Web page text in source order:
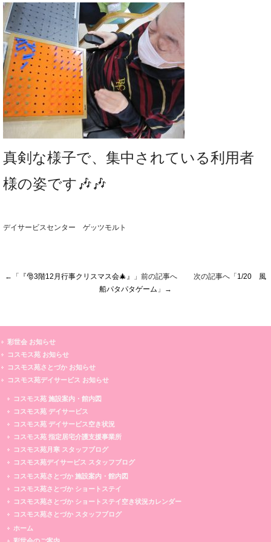
真剣な様子で、集中されている利用者
様の姿です🎶🎶
デイサービスセンター ゲッツモルト
←「 『🎅3階12月行事クリスマス会🎄』 」前の記事へ 次の記事へ「 1/20 風
船パタパタゲーム 」→
彩世会 お知らせ
コスモス苑 お知らせ
コスモス苑さとづか お知らせ
コスモス苑デイサービス お知らせ
コスモス苑 施設案内・館内図
コスモス苑 デイサービス
コスモス苑 デイサービス空き状況
コスモス苑 指定居宅介護支援事業所
コスモス苑月寒 スタッフブログ
コスモス苑デイサービス スタッフブログ
コスモス苑さとづか 施設案内・館内図
コスモス苑さとづか ショートステイ
コスモス苑さとづか ショートステイ空き状況カレンダー
コスモス苑さとづか スタッフブログ
ホーム